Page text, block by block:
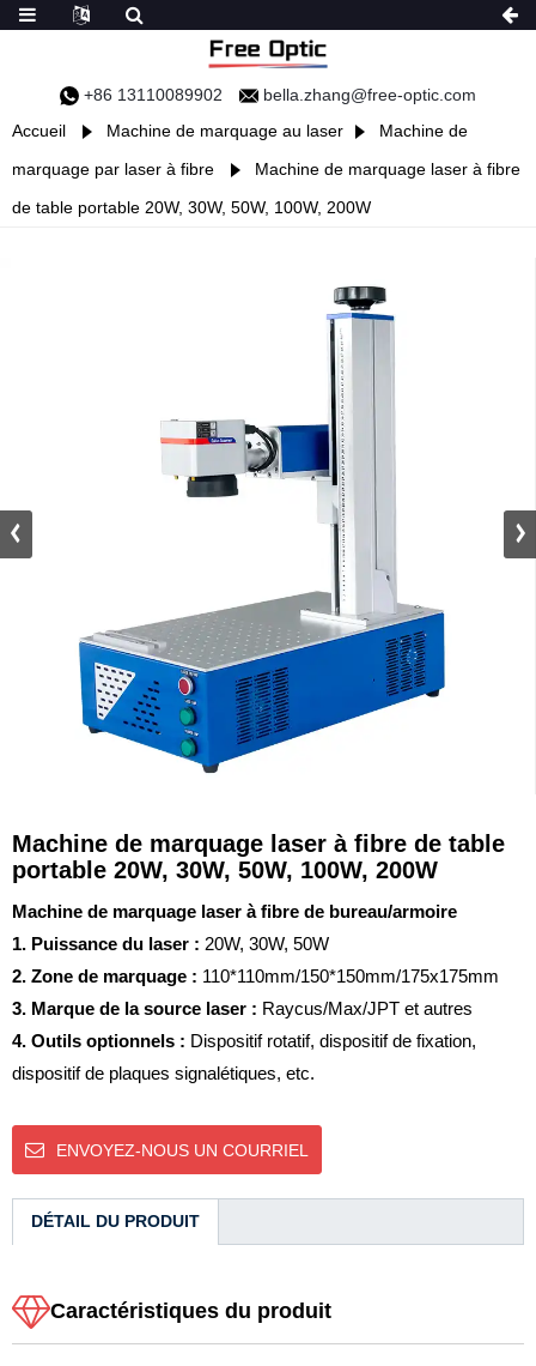
+86 13110089902
bella.zhang@free-optic.com
Accueil
Machine de marquage au laser
Machine de
marquage par laser à fibre
Machine de marquage laser à fibre
de table portable 20W, 30W, 50W, 100W, 200W
Machine de marquage laser à fibre de table
portable 20W, 30W, 50W, 100W, 200W
Machine de marquage laser à fibre de bureau/armoire
1. Puissance du laser : 20W, 30W, 50W
2. Zone de marquage : 110*110mm/150*150mm/175x175mm
3. Marque de la source laser : Raycus/Max/JPT et autres
4. Outils optionnels : Dispositif rotatif, dispositif de fixation,
dispositif de plaques signalétiques, etc.
ENVOYEZ-NOUS UN COURRIEL
DÉTAIL DU PRODUIT
Caractéristiques du produit